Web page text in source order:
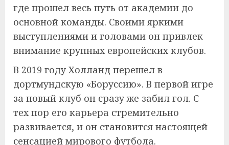
где прошел весь путь от академии до
основной команды. Своими яркими
выступлениями и головами он привлек
внимание крупных европейских клубов.
В 2019 году Холланд перешел в
дортмундскую «Боруссию». В первой игре
за новый клуб он сразу же забил гол. С
тех пор его карьера стремительно
развивается, и он становится настоящей
сенсацией мирового футбола.